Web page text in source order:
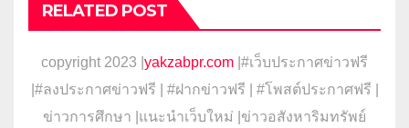
RELATED POST
copyright 2023 | yakzabpr.com |#เว็บประกาศข่าวฟรี
#ลงประกาศข่าวฟรี | #ฝากข่าวฟรี | #โพสต์ประกาศฟรี |
ข่าวการศึกษา |แนะนำเว็บใหม่ |ข่าวอสังหาริมทรัพย์